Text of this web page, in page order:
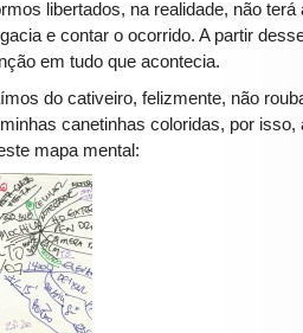
libertados, na realidade, não
e contar o ocorrido. A partir
em tudo que acontecia.
do cativeiro, felizmente, não
canetinhas coloridas, por
mapa mental: